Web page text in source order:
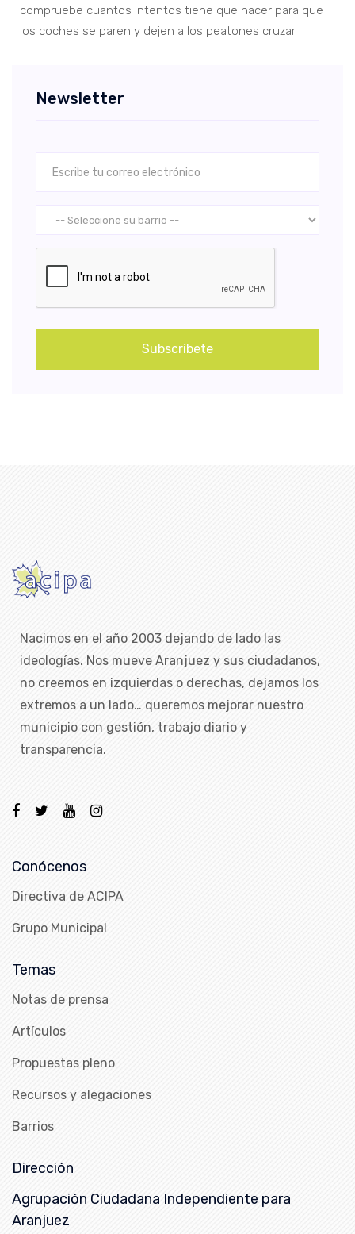
compruebe cuantos intentos tiene que hacer para que
los coches se paren y dejen a los peatones cruzar.
Newsletter
Subscríbete
Nacimos en el año 2003 dejando de lado las
ideologías. Nos mueve Aranjuez y sus ciudadanos,
no creemos en izquierdas o derechas, dejamos los
extremos a un lado… queremos mejorar nuestro
municipio con gestión, trabajo diario y
transparencia.
Conócenos
Directiva de ACIPA
Grupo Municipal
Temas
Notas de prensa
Artículos
Propuestas pleno
Recursos y alegaciones
Barrios
Dirección
Agrupación Ciudadana Independiente para
Aranjuez